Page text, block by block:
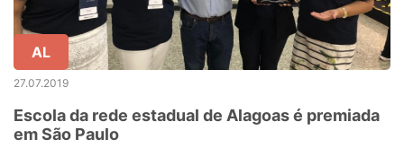
AL
27.07.2019
Escola da rede estadual de Alagoas é premiada
em São Paulo